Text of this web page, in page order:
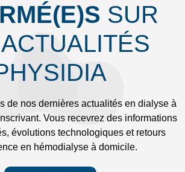
SUR
de nos dernières actualités en dialyse à
Vous recevrez des informations
évolutions technologiques et retours
en hémodialyse à domicile.